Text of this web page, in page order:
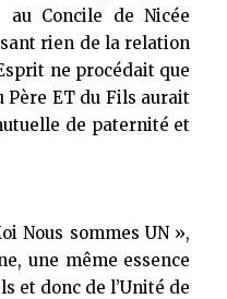
Concile de Nicée
rien de la relation
ne procédait que
ET du Fils aurait
de paternité et
Nous sommes UN »,
une même essence
et donc de l’Unité de